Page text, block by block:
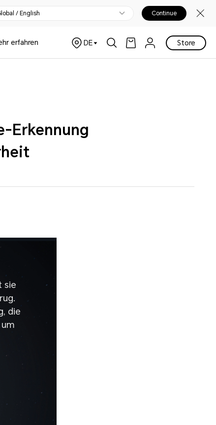
/ English Continue
erfahren DE Store
Erkennung